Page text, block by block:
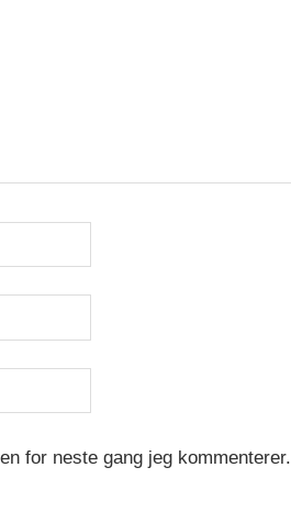
for neste gang jeg kommenterer.